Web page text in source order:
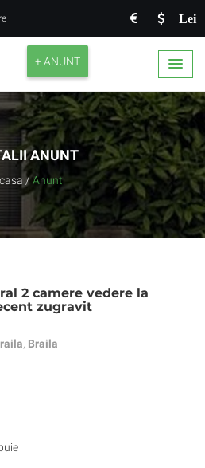
Lei
+ ANUNT
ANUNT
/ Anunt
2 camere vedere la
zugravit
Braila